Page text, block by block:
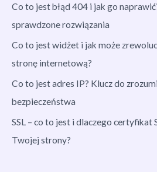
Co to jest błąd 404 i jak go
sprawdzone rozwiązania
Co to jest widżet i jak może
stronę internetową?
Co to jest adres IP? Klucz do
bezpieczeństwa
SSL – co to jest i dlaczego certyfikat
Twojej strony?